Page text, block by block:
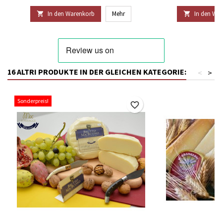
 In den Warenkorb Mehr  In den
16 ALTRI PRODUKTE IN DER GLEICHEN KATEGORIE: >
<
Sonderpreis! favorite_border